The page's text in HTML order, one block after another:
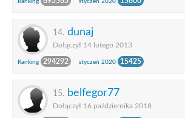
Ranking styczeń 2020
14. dunaj
Dołączył 14 lutego 2013
Ranking 294292 styczeń 2020 15425
15. belfegor77
Dołączył 16 października 2018